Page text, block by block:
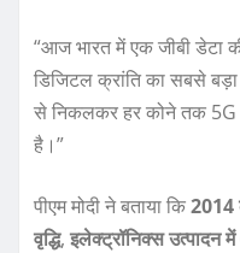
“आज भारत में एक जीबी डेटा
डिजिटल क्रांति का सबसे
से निकलकर हर कोने तक
है।”
पीएम मोदी ने बताया कि2014
वृद्धि, इलेक्ट्रॉनिक्स उत्पादन